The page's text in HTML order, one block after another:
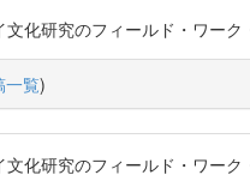
文化研究のフィールド・ワ
一覧)
文化研究のフィールド・ワ